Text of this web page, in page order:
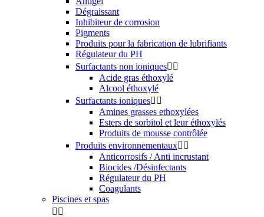
Dégraissant
Inhibiteur de corrosion
Pigments
Produits pour la fabrication de lubrifiants
Régulateur du PH
Surfactants non ioniques 
Acide gras éthoxylé
Alcool éthoxylé
Surfactants ioniques 
Amines grasses ethoxylées
Esters de sorbitol et leur éthoxylés
Produits de mousse contrôlée
Produits environnementaux 
Anticorrosifs / Anti incrustant
Biocides /Désinfectants
Régulateur du PH
Coagulants
Piscines et spas
 